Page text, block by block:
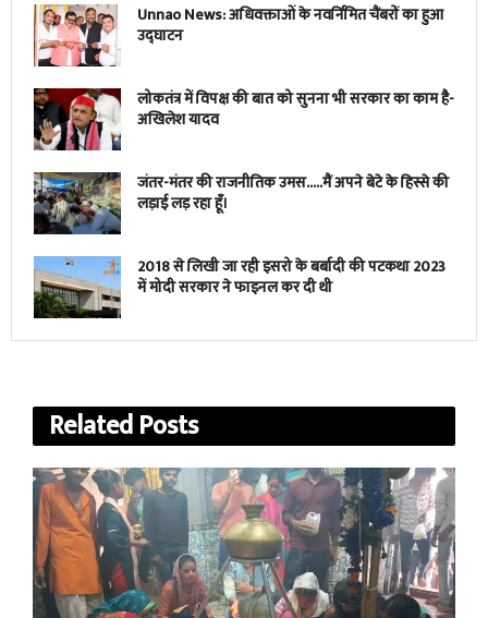
Unnao News: अधिवक्ताओं के नवर्निमित चैंबरों का हुआ
उद्घाटन
लोकतंत्र में विपक्ष की बात को सुनना भी सरकार का काम है-
अखिलेश यादव
जंतर-मंतर की राजनीतिक उमस…..मैं अपने बेटे के हिस्से की
लड़ाई लड़ रहा हूँ।
2018 से लिखी जा रही इसरो के बर्बादी की पटकथा 2023
में मोदी सरकार ने फाइनल कर दी थी
RelatedPosts